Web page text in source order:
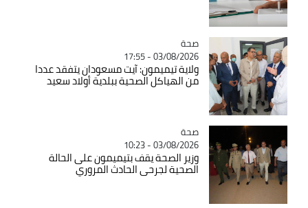
Catégorie
صحة
03/08/2026 - 17:55
ولاية تيميمون: آيت مسعودان يتفقد عددا
من الهياكل الصحية ببلدية أولاد سعيد
Catégorie
صحة
03/08/2026 - 10:23
وزير الصحة يقف بتيميمون على الحالة
الصحية لجرحى الحادث المروري